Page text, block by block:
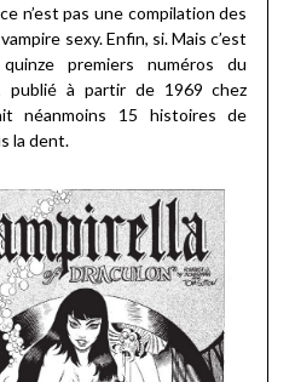
n’est pas une compilation des
sexy. Enfin, si. Mais c’est
premiers numéros du
publié à partir de 1969 chez
néanmoins 15 histoires de
la dent.